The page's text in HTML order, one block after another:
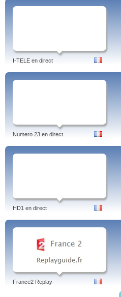
I-TELE en direct
Numero 23 en direct
HD1 en direct
France2 Replay